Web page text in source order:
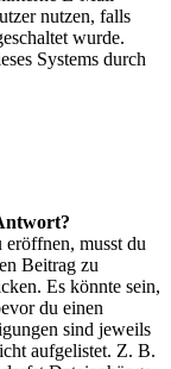
nutzen, falls
wurde.
Systems durch
musst du
Beitrag zu
Es könnte sein,
du einen
sind jeweils
aufgelistet. Z. B.